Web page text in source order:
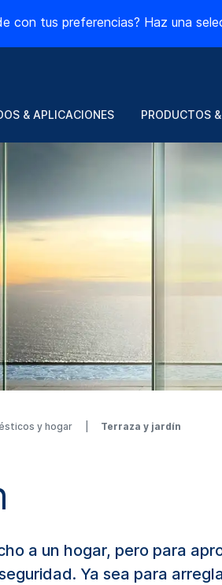
con tus preferencias? Haz una
& APLICACIONES PRODUCTOS
y hogar Terraza y jardín
a un hogar, pero para
Ya sea para